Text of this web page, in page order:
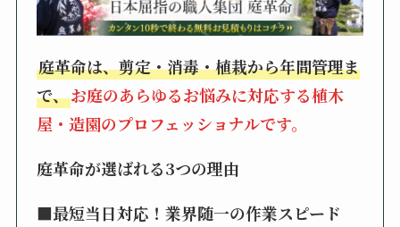
庭革命は、剪定・消毒・植栽から年間管理ま
で、お庭のあらゆるお悩みに対応する植木
屋・造園のプロフェッショナルです。
庭革命が選ばれる3つの理由
■最短当日対応！業界随一の作業スピード